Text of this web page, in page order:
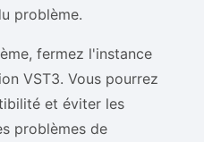
problème.
fermez l'instance
VST3. Vous pourrez
et éviter les
problèmes de